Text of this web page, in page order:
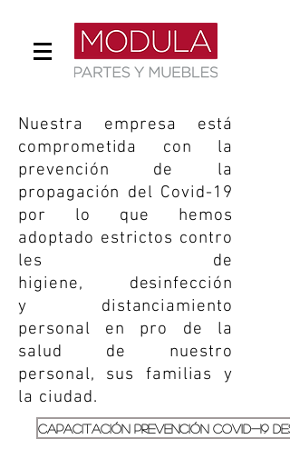
Nuestra empresa está
comprometida con la
prevención de la
propagación del Covid-19
por lo que hemos
adoptado estrictos contro
les de
higiene, desinfección
y distanciamiento
personal en pro de la
salud de nuestro
personal, sus familias y
la ciudad.
Capacitación prevención Covid-19